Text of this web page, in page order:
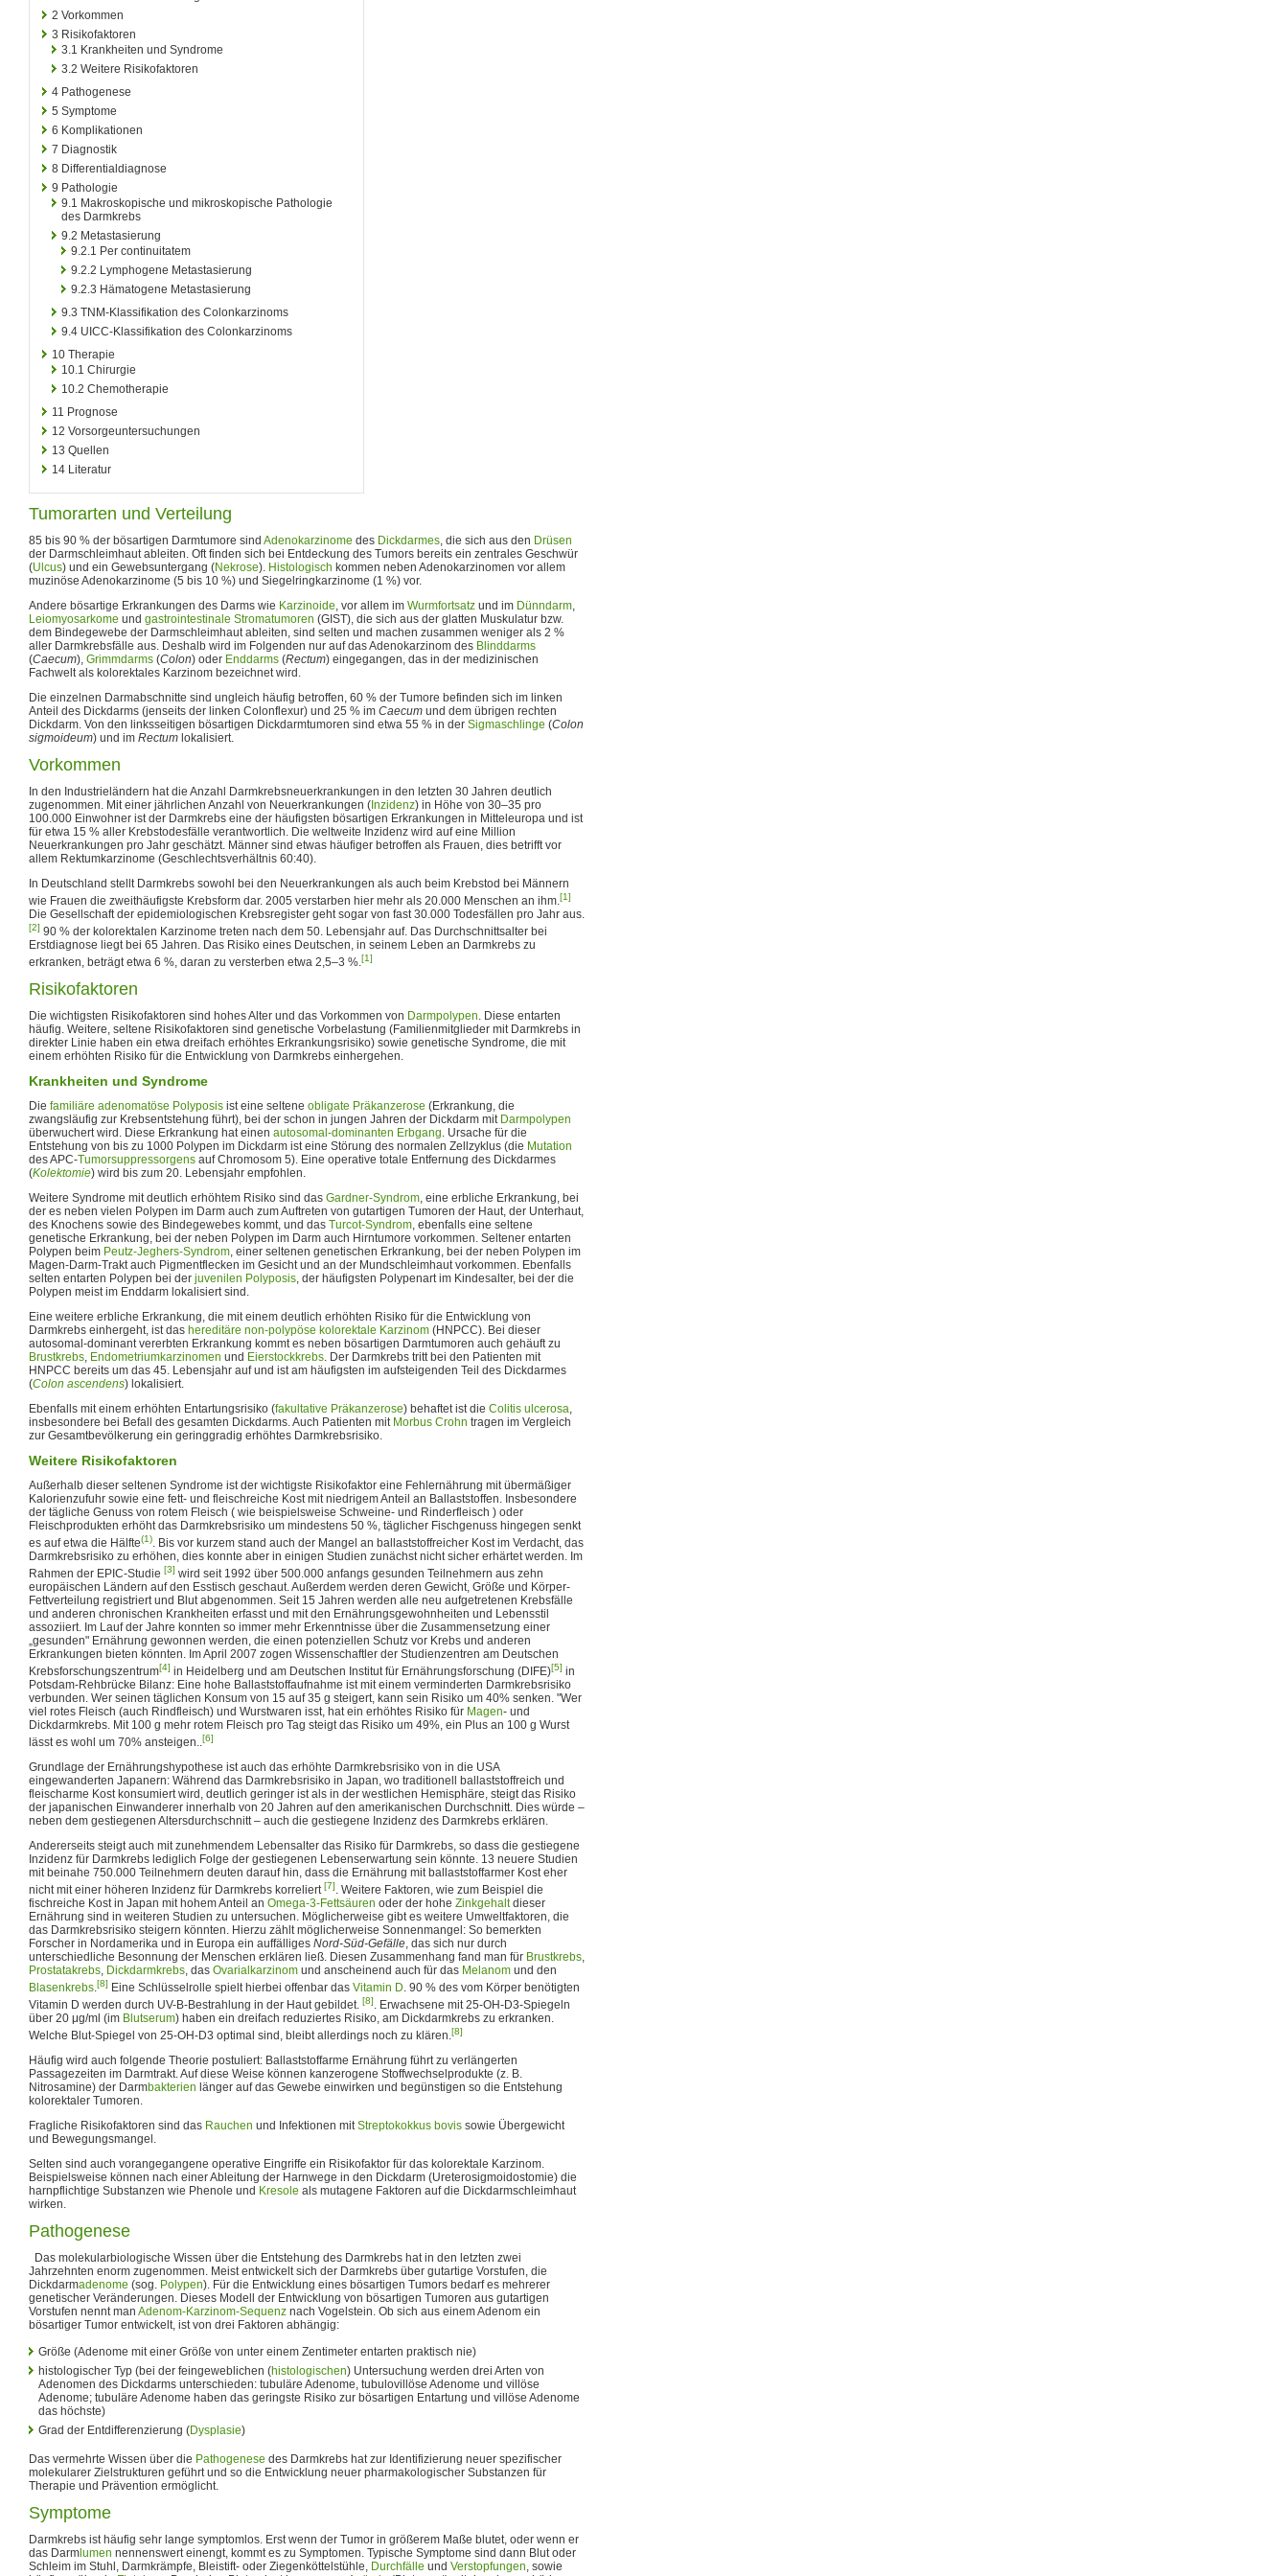
2 Vorkommen
3 Risikofaktoren
3.1 Krankheiten und Syndrome
3.2 Weitere Risikofaktoren
4 Pathogenese
5 Symptome
6 Komplikationen
7 Diagnostik
8 Differentialdiagnose
9 Pathologie
9.1 Makroskopische und mikroskopische Pathologie
des Darmkrebs
9.2 Metastasierung
9.2.1 Per continuitatem
9.2.2 Lymphogene Metastasierung
9.2.3 Hämatogene Metastasierung
9.3 TNM-Klassifikation des Colonkarzinoms
9.4 UICC-Klassifikation des Colonkarzinoms
10 Therapie
10.1 Chirurgie
10.2 Chemotherapie
11 Prognose
12 Vorsorgeuntersuchungen
13 Quellen
14 Literatur
Tumorarten und Verteilung
85 bis 90 % der bösartigen Darmtumore sind Adenokarzinome des Dickdarmes, die sich aus den Drüsen
der Darmschleimhaut ableiten. Oft finden sich bei Entdeckung des Tumors bereits ein zentrales Geschwür
(Ulcus) und ein Gewebsuntergang (Nekrose). Histologisch kommen neben Adenokarzinomen vor allem
muzinöse Adenokarzinome (5 bis 10 %) und Siegelringkarzinome (1 %) vor.
Andere bösartige Erkrankungen des Darms wie Karzinoide, vor allem im Wurmfortsatz und im Dünndarm,
Leiomyosarkome und gastrointestinale Stromatumoren (GIST), die sich aus der glatten Muskulatur bzw.
dem Bindegewebe der Darmschleimhaut ableiten, sind selten und machen zusammen weniger als 2 %
aller Darmkrebsfälle aus. Deshalb wird im Folgenden nur auf das Adenokarzinom des Blinddarms
(Caecum), Grimmdarms (Colon) oder Enddarms (Rectum) eingegangen, das in der medizinischen
Fachwelt als kolorektales Karzinom bezeichnet wird.
Die einzelnen Darmabschnitte sind ungleich häufig betroffen, 60 % der Tumore befinden sich im linken
Anteil des Dickdarms (jenseits der linken Colonflexur) und 25 % im Caecum und dem übrigen rechten
Dickdarm. Von den linksseitigen bösartigen Dickdarmtumoren sind etwa 55 % in der Sigmaschlinge (Colon
sigmoideum) und im Rectum lokalisiert.
Vorkommen
In den Industrieländern hat die Anzahl Darmkrebsneuerkrankungen in den letzten 30 Jahren deutlich
zugenommen. Mit einer jährlichen Anzahl von Neuerkrankungen ( Inzidenz) in Höhe von 30–35 pro
100.000 Einwohner ist der Darmkrebs eine der häufigsten bösartigen Erkrankungen in Mitteleuropa und ist
für etwa 15 % aller Krebstodesfälle verantwortlich. Die weltweite Inzidenz wird auf eine Million
Neuerkrankungen pro Jahr geschätzt. Männer sind etwas häufiger betroffen als Frauen, dies betrifft vor
allem Rektumkarzinome (Geschlechtsverhältnis 60:40).
In Deutschland stellt Darmkrebs sowohl bei den Neuerkrankungen als auch beim Krebstod bei Männern
wie Frauen die zweithäufigste Krebsform dar. 2005 verstarben hier mehr als 20.000 Menschen an ihm.[1]
Die Gesellschaft der epidemiologischen Krebsregister geht sogar von fast 30.000 Todesfällen pro Jahr aus.
[2] 90 % der kolorektalen Karzinome treten nach dem 50. Lebensjahr auf. Das Durchschnittsalter bei
Erstdiagnose liegt bei 65 Jahren. Das Risiko eines Deutschen, in seinem Leben an Darmkrebs zu
erkranken, beträgt etwa 6 %, daran zu versterben etwa 2,5–3 %.[1]
Risikofaktoren
Die wichtigsten Risikofaktoren sind hohes Alter und das Vorkommen von Darmpolypen. Diese entarten
häufig. Weitere, seltene Risikofaktoren sind genetische Vorbelastung (Familienmitglieder mit Darmkrebs in
direkter Linie haben ein etwa dreifach erhöhtes Erkrankungsrisiko) sowie genetische Syndrome, die mit
einem erhöhten Risiko für die Entwicklung von Darmkrebs einhergehen.
Krankheiten und Syndrome
Die familiäre adenomatöse Polyposis ist eine seltene obligate Präkanzerose (Erkrankung, die
zwangsläufig zur Krebsentstehung führt), bei der schon in jungen Jahren der Dickdarm mit Darmpolypen
überwuchert wird. Diese Erkrankung hat einen autosomal-dominanten Erbgang. Ursache für die
Entstehung von bis zu 1000 Polypen im Dickdarm ist eine Störung des normalen Zellzyklus (die Mutation
des APC-Tumorsuppressorgens auf Chromosom 5). Eine operative totale Entfernung des Dickdarmes
(Kolektomie) wird bis zum 20. Lebensjahr empfohlen.
Weitere Syndrome mit deutlich erhöhtem Risiko sind das Gardner-Syndrom, eine erbliche Erkrankung, bei
der es neben vielen Polypen im Darm auch zum Auftreten von gutartigen Tumoren der Haut, der Unterhaut,
des Knochens sowie des Bindegewebes kommt, und das Turcot-Syndrom, ebenfalls eine seltene
genetische Erkrankung, bei der neben Polypen im Darm auch Hirntumore vorkommen. Seltener entarten
Polypen beim Peutz-Jeghers-Syndrom, einer seltenen genetischen Erkrankung, bei der neben Polypen im
Magen-Darm-Trakt auch Pigmentflecken im Gesicht und an der Mundschleimhaut vorkommen. Ebenfalls
selten entarten Polypen bei der juvenilen Polyposis, der häufigsten Polypenart im Kindesalter, bei der die
Polypen meist im Enddarm lokalisiert sind.
Eine weitere erbliche Erkrankung, die mit einem deutlich erhöhten Risiko für die Entwicklung von
Darmkrebs einhergeht, ist das hereditäre non-polypöse kolorektale Karzinom (HNPCC). Bei dieser
autosomal-dominant vererbten Erkrankung kommt es neben bösartigen Darmtumoren auch gehäuft zu
Brustkrebs, Endometriumkarzinomen und Eierstockkrebs. Der Darmkrebs tritt bei den Patienten mit
HNPCC bereits um das 45. Lebensjahr auf und ist am häufigsten im aufsteigenden Teil des Dickdarmes
(Colon ascendens) lokalisiert.
Ebenfalls mit einem erhöhten Entartungsrisiko (fakultative Präkanzerose) behaftet ist die Colitis ulcerosa,
insbesondere bei Befall des gesamten Dickdarms. Auch Patienten mit Morbus Crohn tragen im Vergleich
zur Gesamtbevölkerung ein geringgradig erhöhtes Darmkrebsrisiko.
Weitere Risikofaktoren
Außerhalb dieser seltenen Syndrome ist der wichtigste Risikofaktor eine Fehlernährung mit übermäßiger
Kalorienzufuhr sowie eine fett- und fleischreiche Kost mit niedrigem Anteil an Ballaststoffen. Insbesondere
der tägliche Genuss von rotem Fleisch ( wie beispielsweise Schweine- und Rinderfleisch ) oder
Fleischprodukten erhöht das Darmkrebsrisiko um mindestens 50 %, täglicher Fischgenuss hingegen senkt
es auf etwa die Hälfte(1). Bis vor kurzem stand auch der Mangel an ballaststoffreicher Kost im Verdacht, das
Darmkrebsrisiko zu erhöhen, dies konnte aber in einigen Studien zunächst nicht sicher erhärtet werden. Im
Rahmen der EPIC-Studie [3] wird seit 1992 über 500.000 anfangs gesunden Teilnehmern aus zehn
europäischen Ländern auf den Esstisch geschaut. Außerdem werden deren Gewicht, Größe und Körper-
Fettverteilung registriert und Blut abgenommen. Seit 15 Jahren werden alle neu aufgetretenen Krebsfälle
und anderen chronischen Krankheiten erfasst und mit den Ernährungsgewohnheiten und Lebensstil
assoziiert. Im Lauf der Jahre konnten so immer mehr Erkenntnisse über die Zusammensetzung einer
„gesunden" Ernährung gewonnen werden, die einen potenziellen Schutz vor Krebs und anderen
Erkrankungen bieten könnten. Im April 2007 zogen Wissenschaftler der Studienzentren am Deutschen
Krebsforschungszentrum[4] in Heidelberg und am Deutschen Institut für Ernährungsforschung (DIFE)[5] in
Potsdam-Rehbrücke Bilanz: Eine hohe Ballaststoffaufnahme ist mit einem verminderten Darmkrebsrisiko
verbunden. Wer seinen täglichen Konsum von 15 auf 35 g steigert, kann sein Risiko um 40% senken. "Wer
viel rotes Fleisch (auch Rindfleisch) und Wurstwaren isst, hat ein erhöhtes Risiko für Magen- und
Dickdarmkrebs. Mit 100 g mehr rotem Fleisch pro Tag steigt das Risiko um 49%, ein Plus an 100 g Wurst
lässt es wohl um 70% ansteigen..[6]
Grundlage der Ernährungshypothese ist auch das erhöhte Darmkrebsrisiko von in die USA
eingewanderten Japanern: Während das Darmkrebsrisiko in Japan, wo traditionell ballaststoffreich und
fleischarme Kost konsumiert wird, deutlich geringer ist als in der westlichen Hemisphäre, steigt das Risiko
der japanischen Einwanderer innerhalb von 20 Jahren auf den amerikanischen Durchschnitt. Dies würde –
neben dem gestiegenen Altersdurchschnitt – auch die gestiegene Inzidenz des Darmkrebs erklären.
Andererseits steigt auch mit zunehmendem Lebensalter das Risiko für Darmkrebs, so dass die gestiegene
Inzidenz für Darmkrebs lediglich Folge der gestiegenen Lebenserwartung sein könnte. 13 neuere Studien
mit beinahe 750.000 Teilnehmern deuten darauf hin, dass die Ernährung mit ballaststoffarmer Kost eher
nicht mit einer höheren Inzidenz für Darmkrebs korreliert[7]. Weitere Faktoren, wie zum Beispiel die
fischreiche Kost in Japan mit hohem Anteil an Omega-3-Fettsäuren oder der hohe Zinkgehaltdieser
Ernährung sind in weiteren Studien zu untersuchen. Möglicherweise gibt es weitere Umweltfaktoren, die
das Darmkrebsrisiko steigern könnten. Hierzu zählt möglicherweise Sonnenmangel: So bemerkten
Forscher in Nordamerika und in Europa ein auffälliges Nord-Süd-Gefälle, das sich nur durch
unterschiedliche Besonnung der Menschen erklären ließ. Diesen Zusammenhang fand man für Brustkrebs,
Prostatakrebs, Dickdarmkrebs, das Ovarialkarzinom und anscheinend auch für das Melanom und den
Blasenkrebs.[8] Eine Schlüsselrolle spielt hierbei offenbar das Vitamin D. 90 % des vom Körper benötigten
Vitamin D werden durch UV-B-Bestrahlung in der Haut gebildet. [8]. Erwachsene mit 25-OH-D3-Spiegeln
über 20 μg/ml (im Blutserum) haben ein dreifach reduziertes Risiko, am Dickdarmkrebs zu erkranken.
Welche Blut-Spiegel von 25-OH-D3 optimal sind, bleibt allerdings noch zu klären.[8]
Häufig wird auch folgende Theorie postuliert: Ballaststoffarme Ernährung führt zu verlängerten
Passagezeiten im Darmtrakt. Auf diese Weise können kanzerogene Stoffwechselprodukte (z. B.
Nitrosamine) der Darmbakterien länger auf das Gewebe einwirken und begünstigen so die Entstehung
kolorektaler Tumoren.
Fragliche Risikofaktoren sind das Rauchen und Infektionen mitStreptokokkus bovis sowie Übergewicht
und Bewegungsmangel.
Selten sind auch vorangegangene operative Eingriffe ein Risikofaktor für das kolorektale Karzinom.
Beispielsweise können nach einer Ableitung der Harnwege in den Dickdarm (Ureterosigmoidostomie) die
harnpflichtige Substanzen wie Phenole und Kresole als mutagene Faktoren auf die Dickdarmschleimhaut
wirken.
Pathogenese
Das molekularbiologische Wissen über die Entstehung des Darmkrebs hat in den letzten zwei
Jahrzehnten enorm zugenommen. Meist entwickelt sich der Darmkrebs über gutartige Vorstufen, die
Dickdarmadenome (sog. Polypen). Für die Entwicklung eines bösartigen Tumors bedarf es mehrerer
genetischer Veränderungen. Dieses Modell der Entwicklung von bösartigen Tumoren aus gutartigen
Vorstufen nennt man Adenom-Karzinom-Sequenz nach Vogelstein. Ob sich aus einem Adenom ein
bösartiger Tumor entwickelt, ist von drei Faktoren abhängig:
Größe (Adenome mit einer Größe von unter einem Zentimeter entarten praktisch nie)
histologischer Typ (bei der feingeweblichen (histologischen) Untersuchung werden drei Arten von
Adenomen des Dickdarms unterschieden: tubuläre Adenome, tubulovillöse Adenome und villöse
Adenome; tubuläre Adenome haben das geringste Risiko zur bösartigen Entartung und villöse Adenome
das höchste)
Grad der Entdifferenzierung (Dysplasie)
Das vermehrte Wissen über die Pathogenese des Darmkrebs hat zur Identifizierung neuer spezifischer
molekularer Zielstrukturen geführt und so die Entwicklung neuer pharmakologischer Substanzen für
Therapie und Prävention ermöglicht.
Symptome
Darmkrebs ist häufig sehr lange symptomlos. Erst wenn der Tumor in größerem Maße blutet, oder wenn er
das Darm lumen nennenswert einengt, kommt es zu Symptomen. Typische Symptome sind dann Blut oder
Schleim im Stuhl, Darmkrämpfe, Bleistift- oder Ziegenköttelstühle, Durchfälle und Verstopfungen, sowie